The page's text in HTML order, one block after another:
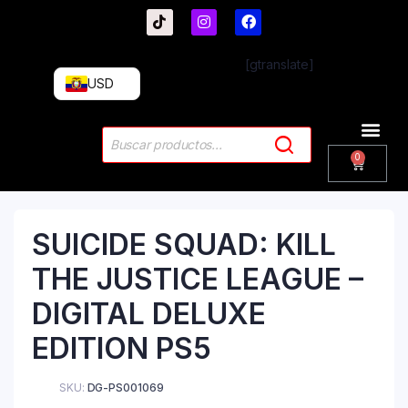
[gtranslate]
USD
SUICIDE SQUAD: KILL
THE JUSTICE LEAGUE –
DIGITAL DELUXE
EDITION PS5
SKU: DG-PS001069